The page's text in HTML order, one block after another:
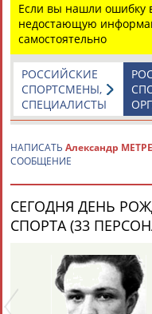
Каримжан
АБДРАХМАНОВ
Аделя
Рамазан
Тагир
Камалудин
АБДУЛДАУДОВ
Абдула
Если вы нашли ошибку
недостающую
самостоятельно
РОССИЙСКИЕ
СПОРТСМЕНЫ,
СПЕЦИАЛИСТЫ
НАПИСАТЬ Александр
СООБЩЕНИЕ
СЕГОДНЯ ДЕНЬ
СПОРТА (33